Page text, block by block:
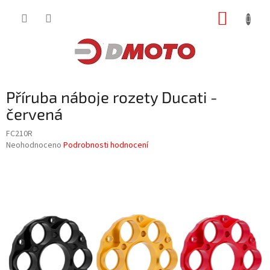
Příruba náboje rozety Ducati -
červená
FC210R
Průměrné
hvězdiček.
Neohodnoceno Podrobnosti hodnocení